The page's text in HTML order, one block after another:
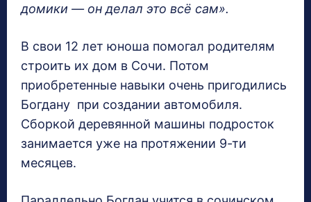
домики — он делал это всё сам».
В свои 12 лет юноша помогал родителям
строить их дом в Сочи. Потом
приобретенные навыки очень пригодились
Богдану при создании автомобиля.
Сборкой деревянной машины подросток
занимается уже на протяжении 9-ти
месяцев.